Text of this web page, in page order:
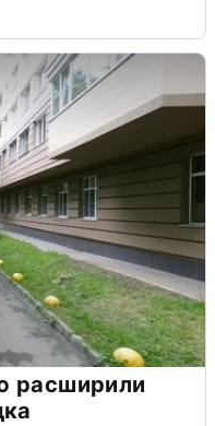
расширили